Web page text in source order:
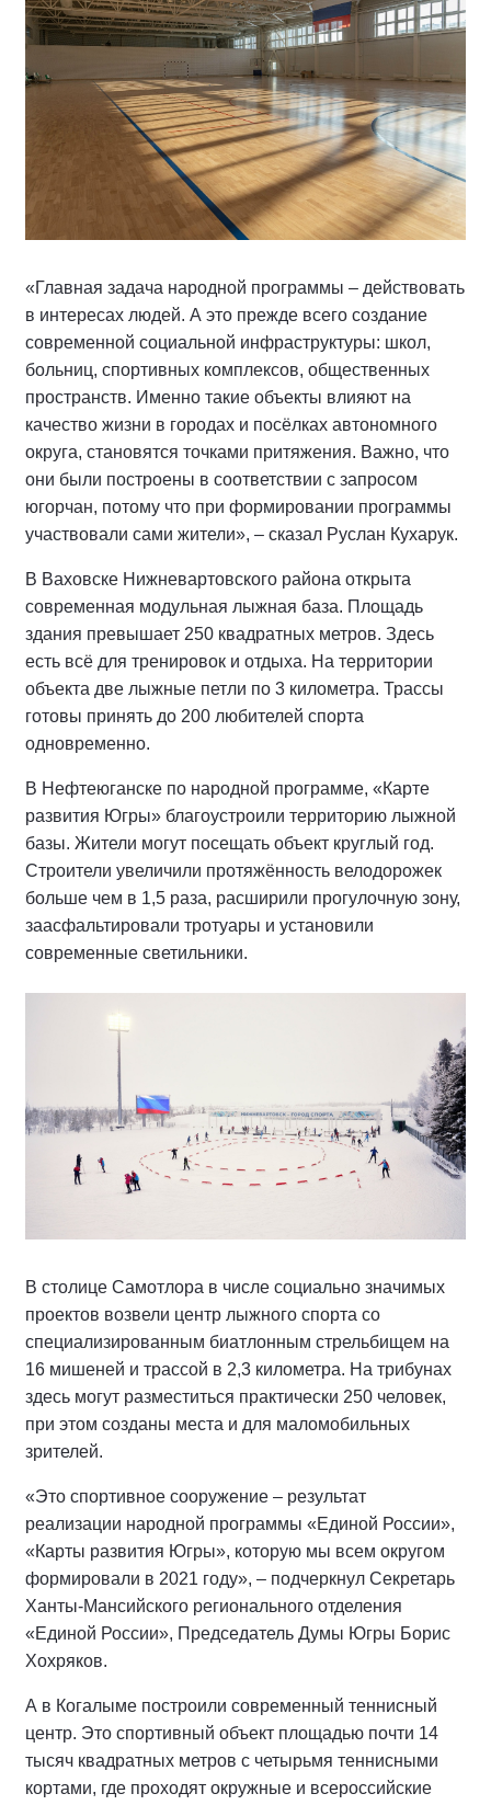
«Главная задача народной программы – действовать
в интересах людей. А это прежде всего создание
современной социальной инфраструктуры: школ,
больниц, спортивных комплексов, общественных
пространств. Именно такие объекты влияют на
качество жизни в городах и посёлках автономного
округа, становятся точками притяжения. Важно, что
они были построены в соответствии с запросом
югорчан, потому что при формировании программы
участвовали сами жители», – сказал Руслан Кухарук.
В Ваховске Нижневартовского района открыта
современная модульная лыжная база. Площадь
здания превышает 250 квадратных метров. Здесь
есть всё для тренировок и отдыха. На территории
объекта две лыжные петли по 3 километра. Трассы
готовы принять до 200 любителей спорта
одновременно.
В Нефтеюганске по народной программе, «Карте
развития Югры» благоустроили территорию лыжной
базы. Жители могут посещать объект круглый год.
Строители увеличили протяжённость велодорожек
больше чем в 1,5 раза, расширили прогулочную зону,
заасфальтировали тротуары и установили
современные светильники.
В столице Самотлора в числе социально значимых
проектов возвели центр лыжного спорта со
специализированным биатлонным стрельбищем на
16 мишеней и трассой в 2,3 километра. На трибунах
здесь могут разместиться практически 250 человек,
при этом созданы места и для маломобильных
зрителей.
«Это спортивное сооружение – результат
реализации народной программы «Единой России»,
«Карты развития Югры», которую мы всем округом
формировали в 2021 году», – подчеркнул Секретарь
Ханты-Мансийского регионального отделения
«Единой России», Председатель Думы Югры Борис
Хохряков.
А в Когалыме построили современный теннисный
центр. Это спортивный объект площадью почти 14
тысяч квадратных метров с четырьмя теннисными
кортами, где проходят окружные и всероссийские